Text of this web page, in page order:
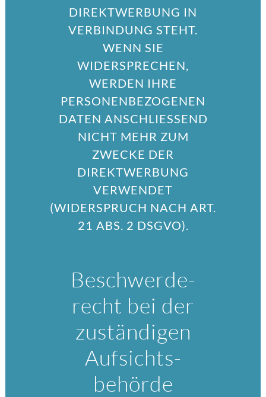
DIREKTWERBUNG IN
VERBINDUNG STEHT.
WENN SIE
WIDERSPRECHEN,
WERDEN IHRE
PERSONENBEZOGENEN
DATEN ANSCHLIESSEND
NICHT MEHR ZUM
ZWECKE DER
DIREKTWERBUNG
VERWENDET
(WIDERSPRUCH NACH ART.
21 ABS. 2 DSGVO).
Beschwerde­
recht bei der
zuständigen
Aufsichts­
behörde